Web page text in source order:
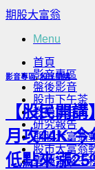
Skip
to
content
期股大富翁
Menu
首頁
影音專區
盤後影音
股市下午茶
教學節目
研究報告
期股大富翁
股市大富翁
雲端策略王
影音專區,股民開講
【股民開
月攻44K.
低點來漲